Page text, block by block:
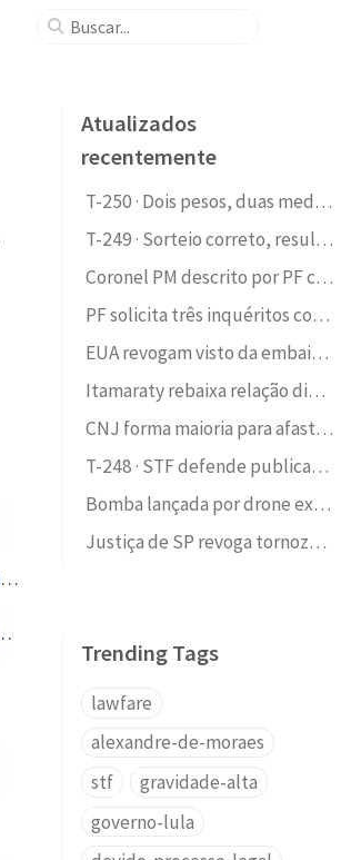
Atualizados
recentemente
T-250 · Dois pesos, duas medidas — erro judiciário e indenização assimétrica
T-249 · Sorteio correto, resultado sensível: quando a distribuição aleatória n
Coronel PM descrito por PF como amigo de operadores financeiros do PCC chefiou assessoria militar da SSP-SP durante gestão de Alexandre de Moraes
PF solicita três inquéritos contra Fábio Luís Lula da Silva (Lulinha); sorteio eletrônico distribui dois a André Mendonça e um a Flávio Dino
EUA revogam visto da embaixadora do Brasil em Washington; justificativas dos dois lados têm graus distintos de fundamentação factual
Itamaraty rebaixa relação diplomática com a Argentina e dispensa embaixador argentino após Milei chamar Lula de 'ladrão' e 'presidiário' e Moraes de 'lixo careca'
CNJ forma maioria para afastar por dois anos a juíza Gabriela Hardt, sucessora de Moro na 13ª Vara Federal, por irregularidades na criação da 'Fundação Lava Jato'
T-248 · STF defende publicamente tramitação de 14 anos da ADI dos cartórios da
Bomba lançada por drone explode em festa de rua na comunidade do Dourado, Cordovil, e fere duas crianças
Justiça de SP revoga tornozeleira eletrônica de Karen Tanaka, a 'Japa do PCC', suspeita de lavar R$ 35 milhões da facção
Trending Tags
lawfare
alexandre-de-moraes
stf
gravidade-alta
governo-lula